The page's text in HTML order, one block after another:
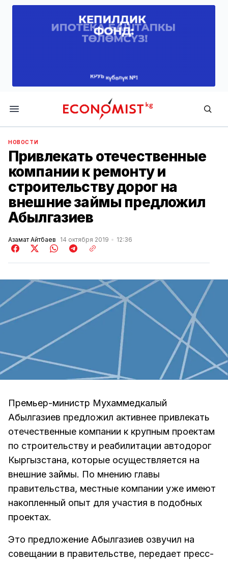
Economist.kg
НОВОСТИ
Привлекать отечественные
компании к ремонту и
строительству дорог на
внешние займы предложил
Абылгазиев
Азамат Айтбаев 14 октября 2019 12:36
Премьер-министр Мухаммедкалый
Абылгазиев предложил активнее привлекать
отечественные компании к крупным проектам
по строительству и реабилитации автодорог
Кыргызстана, которые осуществляется на
внешние займы. По мнению главы
правительства, местные компании уже имеют
накопленный опыт для участия в подобных
проектах.
Это предложение Абылгазиев озвучил на
совещании в правительстве, передает пресс-